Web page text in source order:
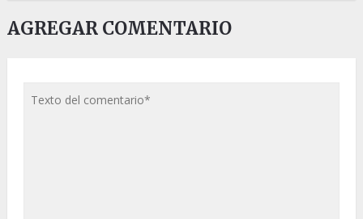
AGREGAR COMENTARIO